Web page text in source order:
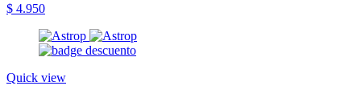
$ 4.950
Quick view